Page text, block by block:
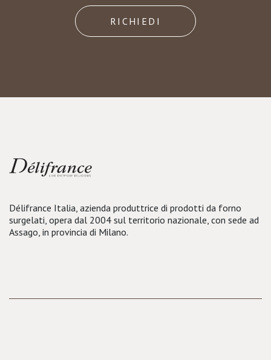
RICHIEDI
Délifrance Italia, azienda produttrice di prodotti da forno
surgelati, opera dal 2004 sul territorio nazionale, con sede ad
Assago, in provincia di Milano.